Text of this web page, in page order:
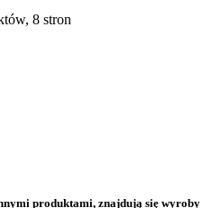
8 stron
produktami, znajdują się wyroby